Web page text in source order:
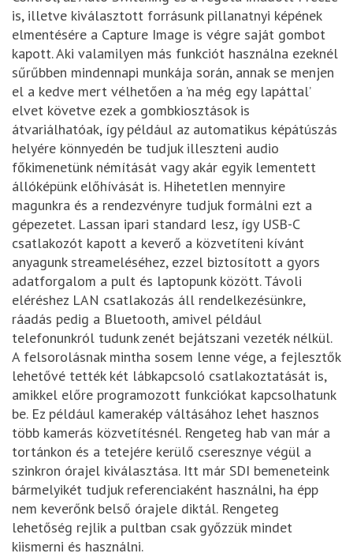
is, illetve kiválasztott forrásunk pillanatnyi képének
elmentésére a Capture Image is végre saját gombot
kapott. Aki valamilyen más funkciót használna ezeknél
sűrűbben mindennapi munkája során, annak se menjen
el a kedve mert vélhetően a ’na még egy lapáttal’
elvet követve ezek a gombkiosztások is
átvariálhatóak, így például az automatikus képátúszás
helyére könnyedén be tudjuk illeszteni audio
főkimenetünk némítását vagy akár egyik lementett
állóképünk előhívását is. Hihetetlen mennyire
magunkra és a rendezvényre tudjuk formálni ezt a
gépezetet. Lassan ipari standard lesz, így USB-C
csatlakozót kapott a keverő a közvetíteni kívánt
anyagunk streameléséhez, ezzel biztosított a gyors
adatforgalom a pult és laptopunk között. Távoli
eléréshez LAN csatlakozás áll rendelkezésünkre,
ráadás pedig a Bluetooth, amivel például
telefonunkról tudunk zenét bejátszani vezeték nélkül.
A felsorolásnak mintha sosem lenne vége, a fejlesztők
lehetővé tették két lábkapcsoló csatlakoztatását is,
amikkel előre programozott funkciókat kapcsolhatunk
be. Ez például kamerakép váltásához lehet hasznos
több kamerás közvetítésnél. Rengeteg hab van már a
tortánkon és a tetejére kerülő cseresznye végül a
szinkron órajel kiválasztása. Itt már SDI bemeneteink
bármelyikét tudjuk referenciaként használni, ha épp
nem keverőnk belső órajele diktál. Rengeteg
lehetőség rejlik a pultban csak győzzük mindet
kiismerni és használni.